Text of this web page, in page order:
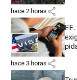
hace 2 horas share
hace 3 horas share